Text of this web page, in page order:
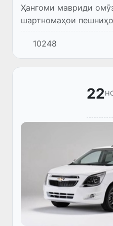
Ҳангоми мавриди
шартномаҳои
ҶС “UzAuto Motors”
иборат), ҳолатҳои
ошкор шуданд.
10248
22